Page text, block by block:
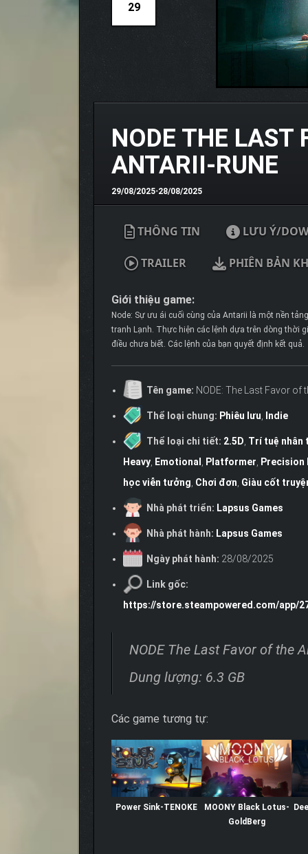
29
NODE THE LAST
ANTARII-RUNE
29/08/2025•28/08/2025
THÔNG TIN LƯU Ý/
TRAILER PHIÊN BẢN
Giới thiệu game:
Node: Sự ưu ái cuối cùng của Antarii là một nền
tranh Lạnh. Thực hiện các lệnh dựa trên dòng thời
điều chưa biết. Các lệnh của bạn quyết định kết quả.
Tên game: NODE: The Last Favor of
Thể loại chung: Phiêu lưu, Indie
Thể loại chi tiết: 2.5D, Trí tuệ nhân
Heavy, Emotional , Platformer,
học viễn tưởng, Chơi đơn, Giàu cốt
Nhà phát triển: Lapsus Games
Nhà phát hành: Lapsus Games
Ngày phát hành: 28/08/2025
Link gốc:
https://store.steampowered.com/app/
NODE The Last Favor of the
Dung lượng: 6.3 GB
Các game tương tự:
Power Sink-TENOKE
MOONY Black Lotus-
GoldBerg